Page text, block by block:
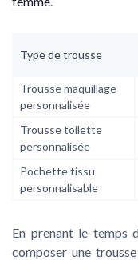
Type de trousse
Trousse maquillage
personnalisée
Trousse toilette
personnalisée
Pochette tissu
personnalisable
En prenant le temps
composer une